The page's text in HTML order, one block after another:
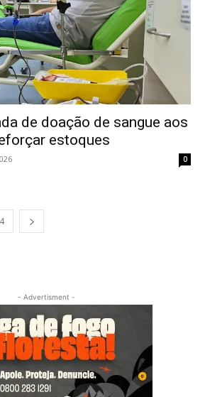
de doação de sangue aos
estoques
0
4
- Advertisment -